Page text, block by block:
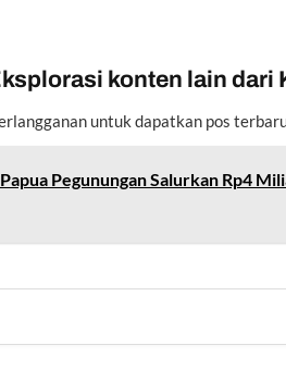
konten lain dari
untuk dapatkan pos
Pegunungan Salurkan Rp4